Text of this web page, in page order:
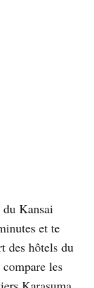
Kansai
et te
des hôtels du
les